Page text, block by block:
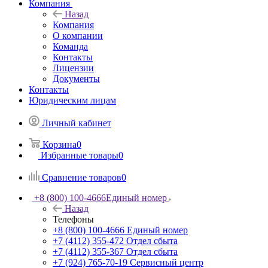
Компания
Назад
Компания
О компании
Команда
Контакты
Лицензии
Документы
Контакты
Юридическим лицам
Личный кабинет
Корзина0
Избранные товары0
Сравнение товаров0
+8 (800) 100-4666Единый номер
Назад
Телефоны
+8 (800) 100-4666 Единый номер
+7 (4112) 355-472 Отдел сбыта
+7 (4112) 355-367 Отдел сбыта
+7 (924) 765-70-19 Сервисный центр